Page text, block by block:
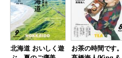
北海道 おいしく遊
お茶の時間です